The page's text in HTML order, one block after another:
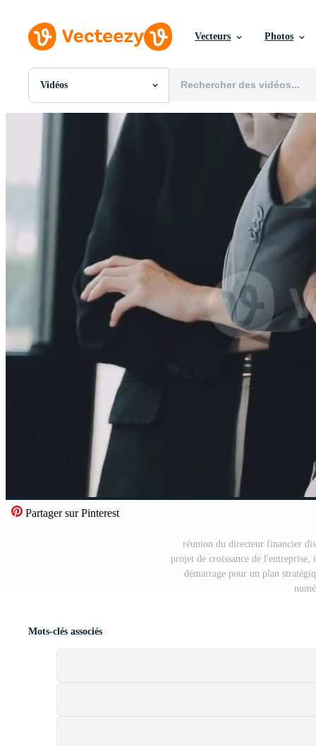
Vecteurs Photos
Vidéos
Toutes Images
Motion graphics
Images Éditoriales
Événements Éditoriaux
Partager sur Pinterest
réunion du directeur financier
projet de croissance de
démarrage pour un plan
Mots-clés associés